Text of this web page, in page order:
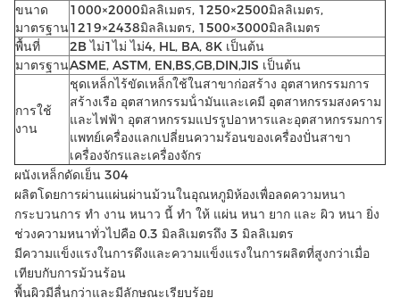
ขนาด
มาตรฐาน
1000×2000มิลลิเมตร, 1250×2500มิลลิเมตร,
1219×2438มิลลิเมตร, 1500×3000มิลลิเมตร
พื้นที่
2B ไม่1ไม่ ไม่4, HL, BA, 8K เป็นต้น
มาตรฐานASME, ASTM, EN,BS,GB,DIN,JIS เป็นต้น
การใช้
งาน
ชุดเหล็กไร้ขัดเหล็กใช้ในสาขาก่อสร้าง อุตสาหกรรมการ
สร้างเรือ อุตสาหกรรมน้ํามันและเคมี อุตสาหกรรมสงคราม
และไฟฟ้า อุตสาหกรรมแปรรูปอาหารและอุตสาหกรรมการ
แพทย์เครื่องแลกเปลี่ยนความร้อนของเครื่องปั่นสาขา
เครื่องจักรและเครื่องจักร
ผนังเหล็กดัดเย็น 304
ผลิตโดยการผ่านแผ่นผ่านม้วนในอุณหภูมิห้องเพื่อลดความหนา
กระบวนการ ทํา งาน หนาว นี้ ทํา ให้ แผ่น หนา ยาก และ ผิว หนา ยิ่ง
ช่วงความหนาทั่วไปคือ 0.3 มิลลิเมตรถึง 3 มิลลิเมตร
มีความแข็งแรงในการดึงและความแข็งแรงในการผลิตที่สูงกว่าเมื่อ
เทียบกับการม้วนร้อน
พื้นผิวมีลื่นกว่าและมีลักษณะเรียบร้อย